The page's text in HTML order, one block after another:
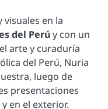
visuales en la
del Perúy con un
arte y curaduría
del Perú, Nuria
luego de
presentaciones
en el exterior.